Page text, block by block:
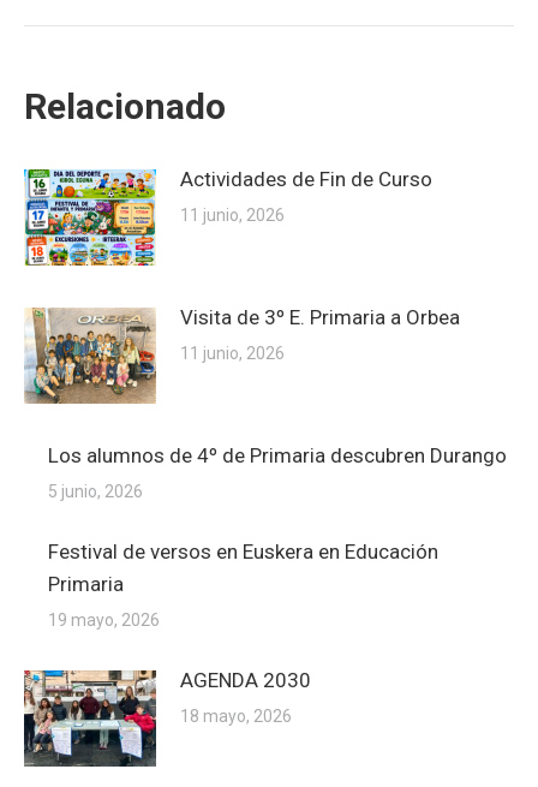
Relacionado
Actividades de Fin de Curso
11 junio, 2026
Visita de 3º E. Primaria a Orbea
11 junio, 2026
Los alumnos de 4º de Primaria descubren Durango
5 junio, 2026
Festival de versos en Euskera en Educación
Primaria
19 mayo, 2026
AGENDA 2030
18 mayo, 2026